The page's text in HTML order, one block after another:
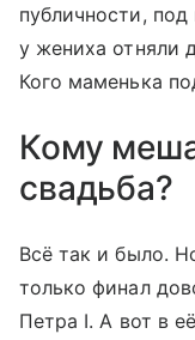
публичности,
у жениха отняли
Кого маменька
Кому
свадьба?
Всё так и было.
только финал
Петра I. А вот в